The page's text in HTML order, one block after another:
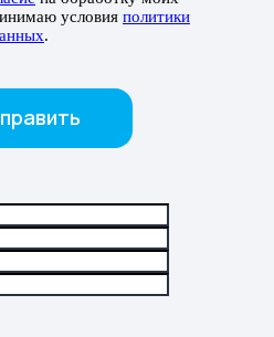
условия политики
.